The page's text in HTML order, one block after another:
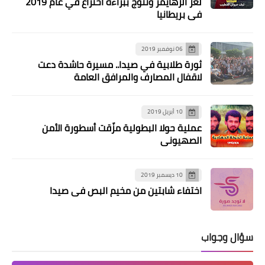
الأخبار التقنية
6 حقائق مهمة عن بطارية هاتفك
وكيفية إطالة عمرها
وجوه من مخيم البص
في بريطانيا
06 نوفمبر 2019
ثورة طلابية في صيدا.. مسيرة حاشدة دعت
لاقفال المصارف والمرافق العامة
10 أبريل 2019
عملية حولا البطولية مزّقت أسطورة الأمن
الصهيوني
10 ديسمبر 2019
اختفاء شابتين من مخيم البص في صيدا
سؤال وجواب